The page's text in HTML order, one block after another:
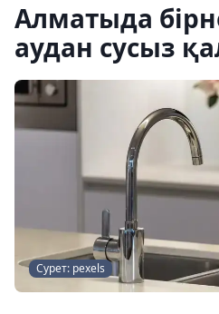
Алматыда
аудан сусыз
Сурет: pexels